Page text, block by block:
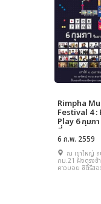
Rimpha
Festival 4 :
Play 6 กุมภา
ที่สุด
6 ก.พ. 2559
ณ เขาใหญ่ ถ
กม.21 ฝั่งตรงข้
คาวบอย ซิตี้รีสอ